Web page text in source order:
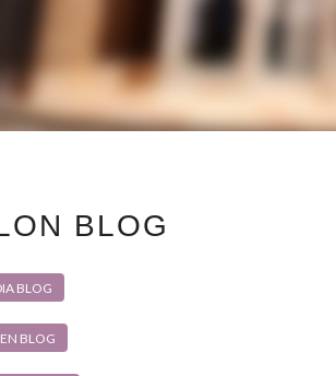
BLOG
BLOG
BLOG